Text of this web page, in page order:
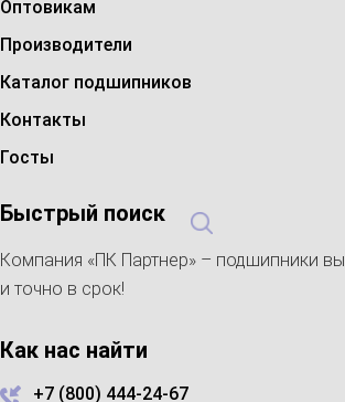
Оптовикам
Производители
Каталог подшипников
Контакты
Госты
Быстрый поиск
Компания «ПК Партнер» – подшипники
и точно в срок!
Как нас найти
+7 (800) 444-24-67